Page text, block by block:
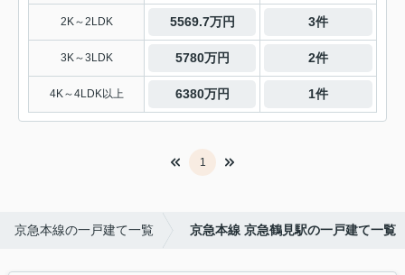
2K～2LDK 5569.7万円 3件
3K～3LDK 5780万円 2件
4K～4LDK以上 6380万円 1件
1
京急本線の一戸建て一覧 京急本線 京急鶴見駅の一戸建て一覧